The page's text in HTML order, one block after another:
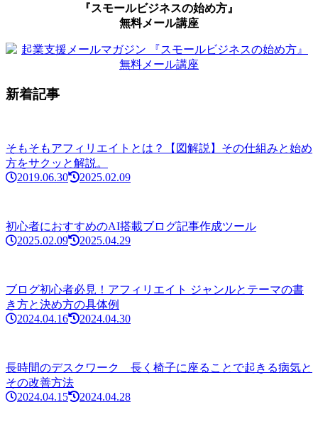
『スモールビジネスの始め方』
無料メール講座
新着記事
そもそもアフィリエイトとは？【図解説】その仕組みと始め
方をサクッと解説。
2019.06.30
2025.02.09
初心者におすすめのAI搭載ブログ記事作成ツール
2025.02.09
2025.04.29
ブログ初心者必見！アフィリエイト ジャンルとテーマの書
き方と決め方の具体例
2024.04.16
2024.04.30
長時間のデスクワーク 長く椅子に座ることで起きる病気と
その改善方法
2024.04.15
2024.04.28